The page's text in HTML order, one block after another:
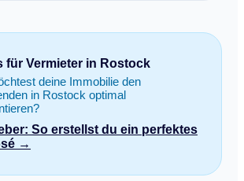
für Vermieter in Rostock
deine Immobilie den
in Rostock optimal
So erstellst du ein perfektes
→